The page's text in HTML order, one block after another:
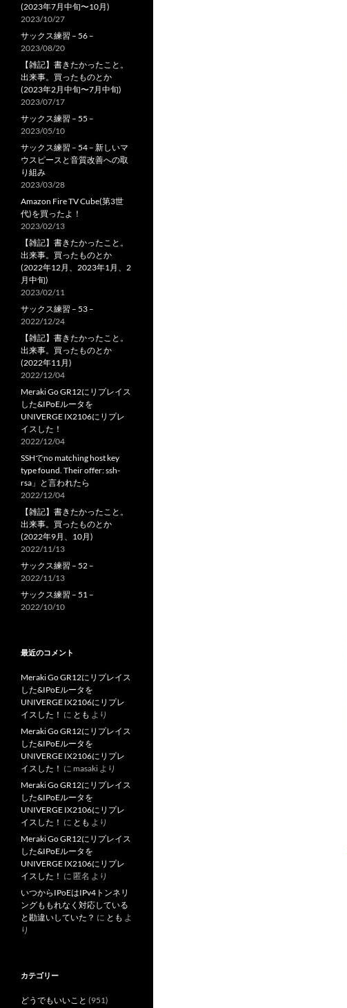
(2023年7月中旬〜10月)
2023/10/27
サックス練習 – 56 –
2023/08/20
【雑記】書きたかったこと。
出来事。買ったものとか
(2023年2月中旬〜7月中旬)
2023/07/17
サックス練習 – 55 –
2023/05/10
サックス練習 – 54 – 新しいマ
ウスピースと音質改善への取
り組み
2023/03/28
Amazon Fire TV Cube(第3世
代)を買ったよ！
2023/02/13
【雑記】書きたかったこと。
出来事。買ったものとか
(2022年12月、2023年1月、2
月中旬)
2023/02/11
サックス練習 – 53 –
2022/12/24
【雑記】書きたかったこと。
出来事。買ったものとか
(2022年11月)
2022/12/04
Meraki Go GR12にリプレイス
した&IPoEルータを
UNIVERGE IX2106にリプレ
イスした！
2022/12/04
SSHでno matching host key
type found. Their offer: ssh-
rsa」と言われたら
2022/12/04
【雑記】書きたかったこと。
出来事。買ったものとか
(2022年9月、10月)
2022/11/13
サックス練習 – 52 –
2022/11/13
サックス練習 – 51 –
2022/10/10
最近のコメント
Meraki Go GR12にリプレイス
した&IPoEルータを
UNIVERGE IX2106にリプレ
イスした！ に とも より
Meraki Go GR12にリプレイス
した&IPoEルータを
UNIVERGE IX2106にリプレ
イスした！ に masaki より
Meraki Go GR12にリプレイス
した&IPoEルータを
UNIVERGE IX2106にリプレ
イスした！ に とも より
Meraki Go GR12にリプレイス
した&IPoEルータを
UNIVERGE IX2106にリプレ
イスした！ に 匿名 より
いつからIPoEはIPv4トンネリ
ングももれなく対応している
と勘違いしていた？ に とも よ
り
カテゴリー
どうでもいいこと (951)